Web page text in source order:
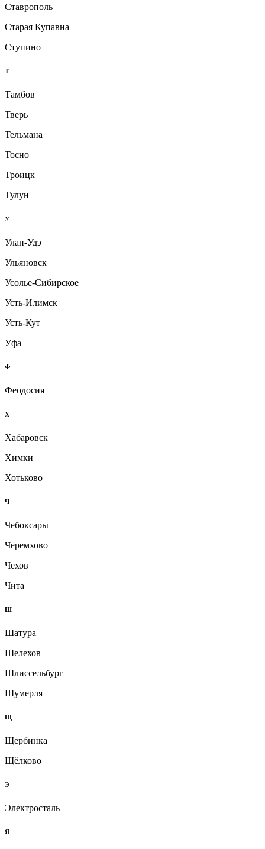
Ставрополь
Старая Купавна
Ступино
Т
Тамбов
Тверь
Тельмана
Тосно
Троицк
Тулун
У
Улан-Удэ
Ульяновск
Усолье-Сибирское
Усть-Илимск
Усть-Кут
Уфа
Ф
Феодосия
Х
Хабаровск
Химки
Хотьково
Ч
Чебоксары
Черемхово
Чехов
Чита
Ш
Шатура
Шелехов
Шлиссельбург
Шумерля
Щ
Щербинка
Щёлково
Э
Электросталь
Я